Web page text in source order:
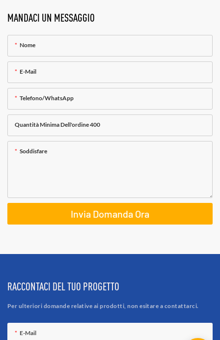
MANDACI UN MESSAGGIO
Nome
E-Mail
Telefono/WhatsApp
Quantità Minima Dell'ordine 400
Soddisfare
Invia Domanda Ora
RACCONTACI DEL TUO PROGETTO
Per ulteriori domande relative ai prodotti, non esitare a contattarci.
E-Mail